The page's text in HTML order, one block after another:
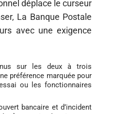
déplace le curseur
La Banque Postale
avec une exigence
sur les deux à trois
préférence marquée pour
ou les fonctionnaires
bancaire et d’incident